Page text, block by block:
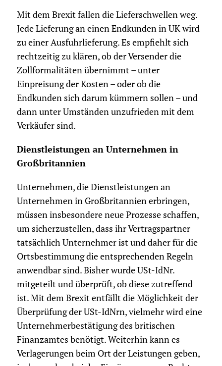
Mit dem Brexit fallen die Lieferschwellen weg.
Jede Lieferung an einen Endkunden in UK wird
zu einer Ausfuhrlieferung. Es empfiehlt sich
rechtzeitig zu klären, ob der Versender die
Zollformalitäten übernimmt – unter
Einpreisung der Kosten – oder ob die
Endkunden sich darum kümmern sollen – und
dann unter Umständen unzufrieden mit dem
Verkäufer sind.
Dienstleistungen an Unternehmen in
Großbritannien
Unternehmen, die Dienstleistungen an
Unternehmen in Großbritannien erbringen,
müssen insbesondere neue Prozesse schaffen,
um sicherzustellen, dass ihr Vertragspartner
tatsächlich Unternehmer ist und daher für die
Ortsbestimmung die entsprechenden Regeln
anwendbar sind. Bisher wurde USt-IdNr.
mitgeteilt und überprüft, ob diese zutreffend
ist. Mit dem Brexit entfällt die Möglichkeit der
Überprüfung der USt-IdNrn, vielmehr wird eine
Unternehmerbestätigung des britischen
Finanzamtes benötigt. Weiterhin kann es
Verlagerungen beim Ort der Leistungen geben,